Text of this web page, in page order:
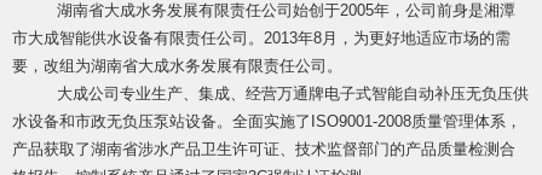
湖南省大成水务发展有限责任公司始创于2005年，公司前身是湘潭
市大成智能供水设备有限责任公司。2013年8月，为更好地适应市场的需
要，改组为湖南省大成水务发展有限责任公司。
大成公司专业生产、集成、经营万通牌电子式智能自动补压无负压供
水设备和市政无负压泵站设备。全面实施了ISO9001-2008质量管理体系，
产品获取了湖南省涉水产品卫生许可证、技术监督部门的产品质量检测合